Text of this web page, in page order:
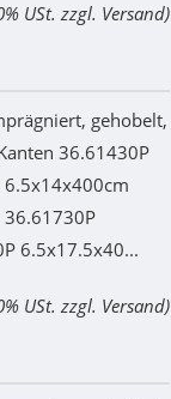
USt. zzgl. Versand)
gehobelt,
36.61430P
6.5x17.5x40...
USt. zzgl. Versand)